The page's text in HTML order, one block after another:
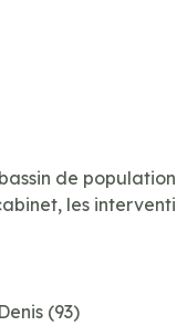
de population
les
(93)